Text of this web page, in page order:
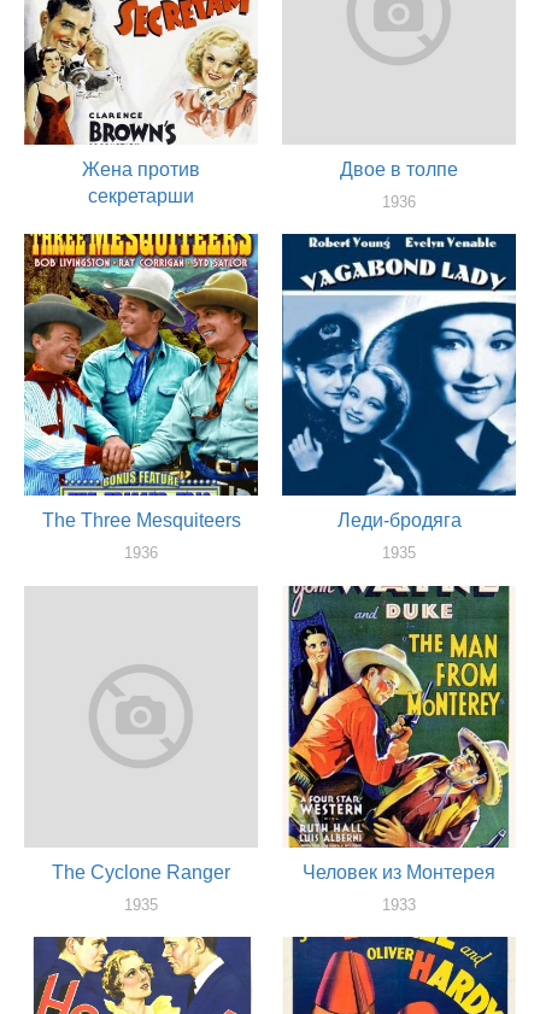
Жена против
секретарши
актер
Двое в толпе
1936
The Three Mesquiteers
1936
Леди-бродяга
1935
The Cyclone Ranger
1935
Человек из Монтерея
1933